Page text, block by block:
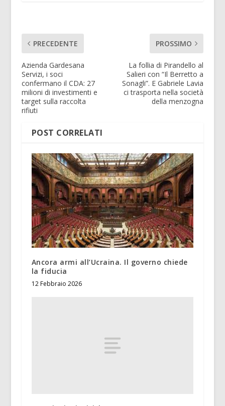
PRECEDENTE
Azienda Gardesana
Servizi, i soci
confermano il CDA: 27
milioni di investimenti e
target sulla raccolta
rifiuti
PROSSIMO
La follia di Pirandello al
Salieri con “Il Berretto a
Sonagli”. E Gabriele Lavia
ci trasporta nella società
della menzogna
POST CORRELATI
Ancora armi all’Ucraina. Il governo chiede
la fiducia
12 Febbraio 2026